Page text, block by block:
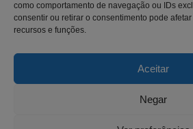
como comportamento de navegação ou IDs
consentir ou retirar o consentimento pode
recursos e funções.
Aceitar
Negar
Contato